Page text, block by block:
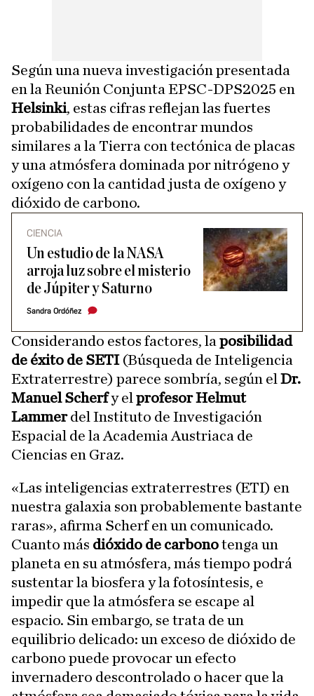
Según una nueva investigación presentada
en la Reunión Conjunta EPSC-DPS2025 en
Helsinki, estas cifras reflejan las fuertes
probabilidades de encontrar mundos
similares a la Tierra con tectónica de placas
y una atmósfera dominada por nitrógeno y
oxígeno con la cantidad justa de oxígeno y
dióxido de carbono.
CIENCIA
Un estudio de la NASA
arroja luz sobre el misterio
de Júpiter y Saturno
Sandra Ordóñez
Considerando estos factores, la posibilidad
de éxito de SETI(Búsqueda de Inteligencia
Extraterrestre) parece sombría, según el Dr.
Manuel Scherfy el profesor Helmut
Lammerdel Instituto de Investigación
Espacial de la Academia Austriaca de
Ciencias en Graz.
«Las inteligencias extraterrestres (ETI) en
nuestra galaxia son probablemente bastante
raras», afirma Scherf en un comunicado.
Cuanto más dióxido de carbonotenga un
planeta en su atmósfera, más tiempo podrá
sustentar la biosfera y la fotosíntesis, e
impedir que la atmósfera se escape al
espacio. Sin embargo, se trata de un
equilibrio delicado: un exceso de dióxido de
carbono puede provocar un efecto
invernadero descontrolado o hacer que la